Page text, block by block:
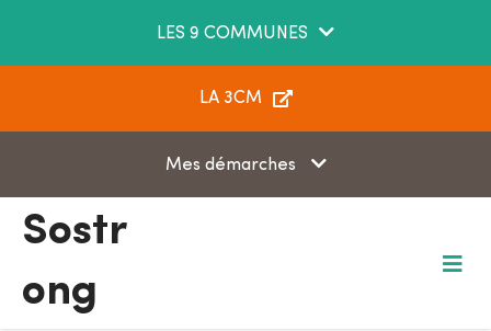
LES 9 COMMUNES
LA 3CM
Mes démarches
Sostr
ong